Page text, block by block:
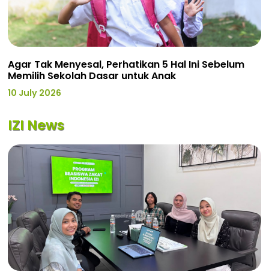
Agar Tak Menyesal, Perhatikan 5 Hal Ini Sebelum
Memilih Sekolah Dasar untuk Anak
10 July 2026
IZI News